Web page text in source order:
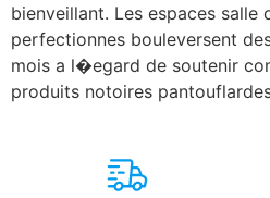
bienveillant. Les espaces salle
perfectionnes bouleversent
mois a l�egard de soutenir
produits notoires